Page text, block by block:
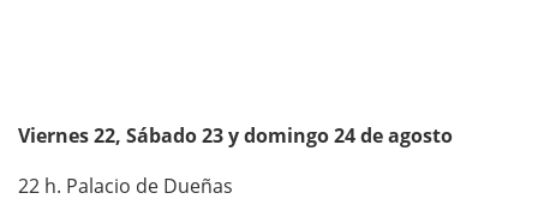
Viernes 22, Sábado 23 y domingo 24 de agosto
22 h. Palacio de Dueñas